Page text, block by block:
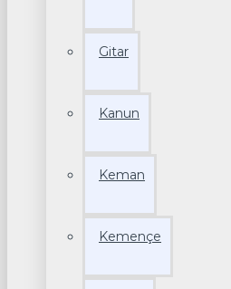
Gitar
Kanun
Keman
Kemençe